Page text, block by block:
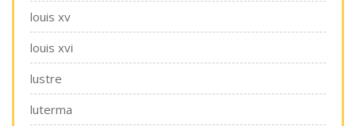
louis xv
louis xvi
lustre
luterma